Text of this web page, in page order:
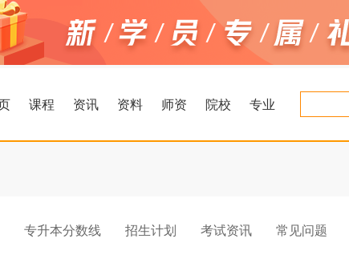
课程 资讯 资料 师资 院校 专业
专升本分数线 招生计划 考试资讯
常见问题